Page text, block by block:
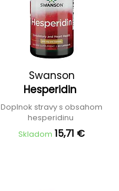
Swanson
Hesperidin
Doplnok stravy s obsahom
hesperidinu
Skladom 15,71 €